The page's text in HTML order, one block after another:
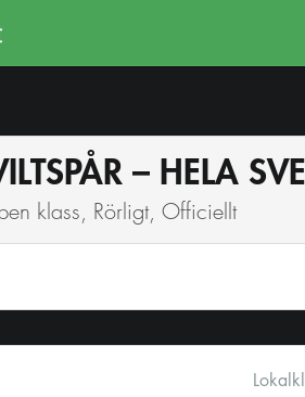
– HELA
klass, Rörligt, Officiellt